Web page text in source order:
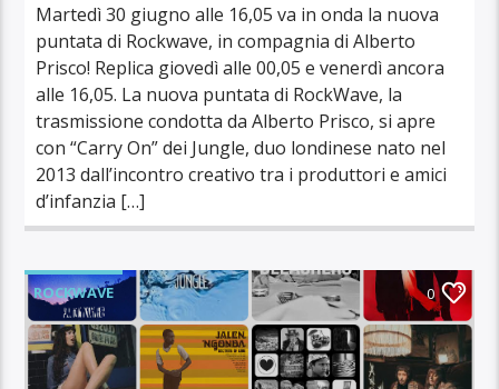
Martedì 30 giugno alle 16,05 va in onda la nuova
puntata di Rockwave, in compagnia di Alberto
Prisco! Replica giovedì alle 00,05 e venerdì ancora
alle 16,05. La nuova puntata di RockWave, la
trasmissione condotta da Alberto Prisco, si apre
con “Carry On” dei Jungle, duo londinese nato nel
2013 dall’incontro creativo tra i produttori e amici
d’infanzia […]
ROCKWAVE 0